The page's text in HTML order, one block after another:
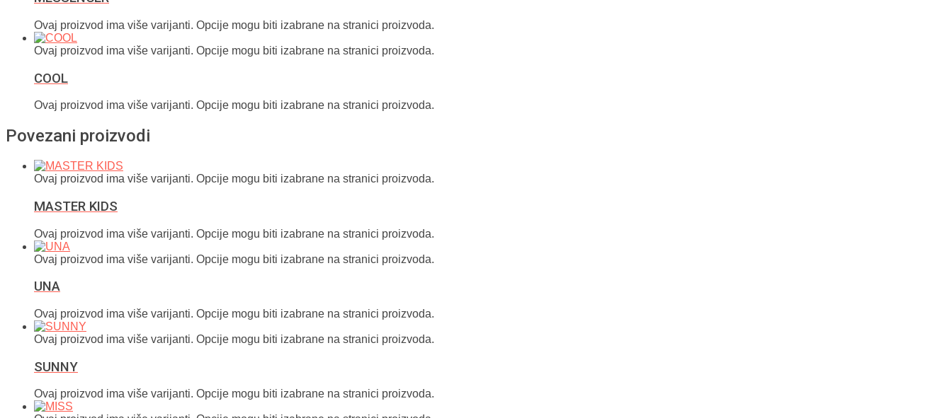
Ovaj proizvod ima više varijanti. Opcije mogu biti izabrane na stranici proizvoda.
Ovaj proizvod ima više varijanti. Opcije mogu biti izabrane na stranici proizvoda.
COOL
Ovaj proizvod ima više varijanti. Opcije mogu biti izabrane na stranici proizvoda.
Povezani proizvodi
Ovaj proizvod ima više varijanti. Opcije mogu biti izabrane na stranici proizvoda.
MASTER KIDS
Ovaj proizvod ima više varijanti. Opcije mogu biti izabrane na stranici proizvoda.
Ovaj proizvod ima više varijanti. Opcije mogu biti izabrane na stranici proizvoda.
UNA
Ovaj proizvod ima više varijanti. Opcije mogu biti izabrane na stranici proizvoda.
Ovaj proizvod ima više varijanti. Opcije mogu biti izabrane na stranici proizvoda.
SUNNY
Ovaj proizvod ima više varijanti. Opcije mogu biti izabrane na stranici proizvoda.